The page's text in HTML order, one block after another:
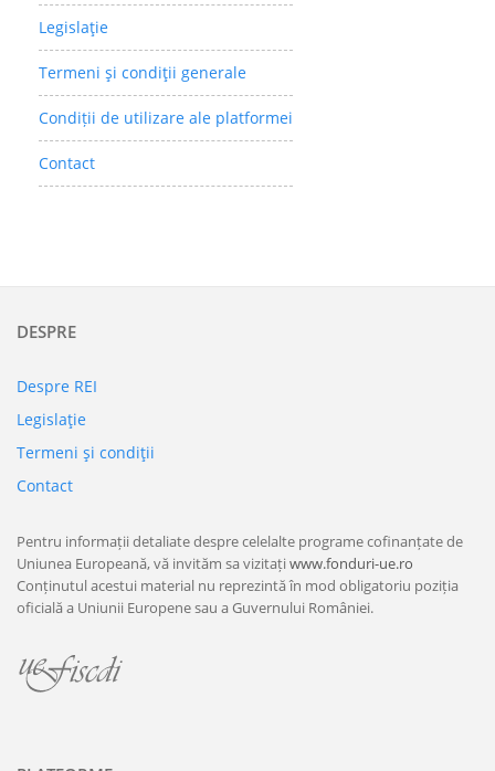
Legislaţie
Termeni şi condiţii generale
Condiții de utilizare ale platformei
Contact
DESPRE
Despre REI
Legislaţie
Termeni şi condiţii
Contact
Pentru informații detaliate despre celelalte programe cofinanțate de
Uniunea Europeană, vă invităm sa vizitațiwww.fonduri-ue.ro
Conținutul acestui material nu reprezintă în mod obligatoriu poziția
oficială a Uniunii Europene sau a Guvernului României.